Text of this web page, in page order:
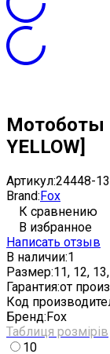
Мотоботы
YELLOW]
Артикул:24448-
Brand:Fox
К сравнению
В избранное
Написать отзыв
В наличии:1
Размер:11, 12,
Гарантия:от
Код
Бренд:Fox
Таблиця розмірів
10